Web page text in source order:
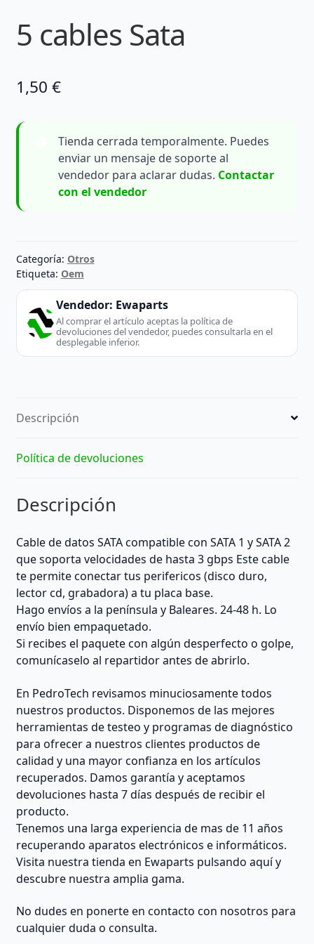
5 cables Sata
1,50 €
Tienda cerrada temporalmente. Puedes
enviar un mensaje de soporte al
vendedor para aclarar dudas. Contactar
con el vendedor
Categoría: Otros
Etiqueta: Oem
Vendedor: Ewaparts
Al comprar el artículo aceptas la política de
devoluciones del vendedor, puedes consultarla en el
desplegable inferior.
Descripción
Política de devoluciones
Descripción
Cable de datos SATA compatible con SATA 1 y SATA 2
que soporta velocidades de hasta 3 gbps Este cable
te permite conectar tus perifericos (disco duro,
lector cd, grabadora) a tu placa base.
Hago envíos a la península y Baleares. 24-48 h. Lo
envío bien empaquetado.
Si recibes el paquete con algún desperfecto o golpe,
comunícaselo al repartidor antes de abrirlo.
En PedroTech revisamos minuciosamente todos
nuestros productos. Disponemos de las mejores
herramientas de testeo y programas de diagnóstico
para ofrecer a nuestros clientes productos de
calidad y una mayor confianza en los artículos
recuperados. Damos garantía y aceptamos
devoluciones hasta 7 días después de recibir el
producto.
Tenemos una larga experiencia de mas de 11 años
recuperando aparatos electrónicos e informáticos.
Visita nuestra tienda en Ewaparts pulsando aquí y
descubre nuestra amplia gama.
No dudes en ponerte en contacto con nosotros para
cualquier duda o consulta.